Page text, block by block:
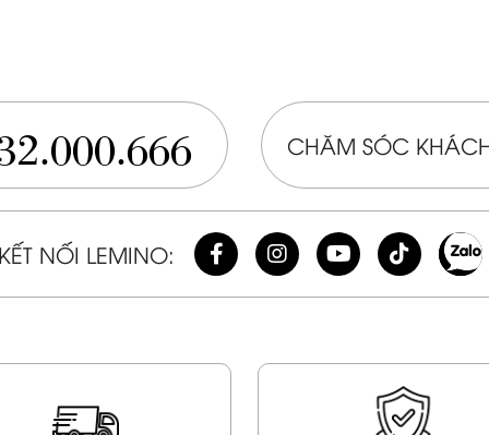
CHĂM SÓC
NỐI LEMINO: